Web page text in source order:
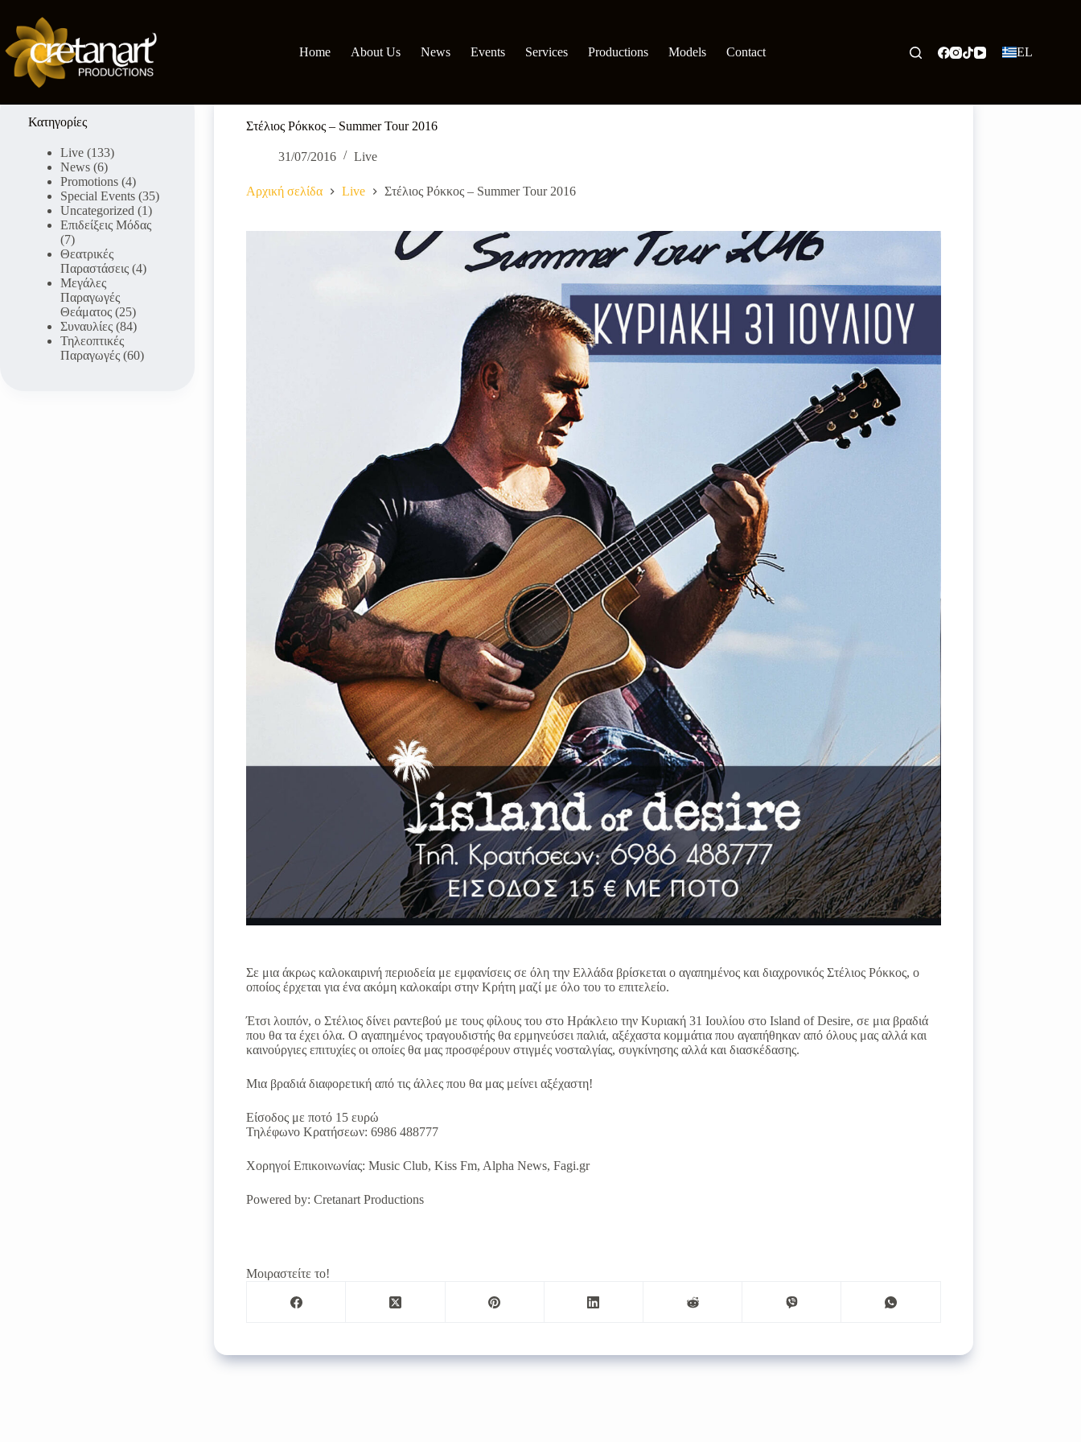
περιεχόμενο
Home
About Us News Events Services Productions Models Contact EL
Στέλιος Ρόκκος – Summer Tour 2016
31/07/2016 Live
Αρχική σελίδα Live Στέλιος Ρόκκος – Summer Tour 2016
Σε μια άκρως καλοκαιρινή περιοδεία με εμφανίσεις σε όλη την Ελλάδα βρίσκεται ο αγαπημένος και διαχρονικός Στέλιος Ρόκκος, ο
οποίος έρχεται για ένα ακόμη καλοκαίρι στην Κρήτη μαζί με όλο του το επιτελείο.
Έτσι λοιπόν, ο Στέλιος δίνει ραντεβού με τους φίλους του στο Ηράκλειο την Κυριακή 31 Ιουλίου στο Island of Desire, σε μια βραδιά
που θα τα έχει όλα. Ο αγαπημένος τραγουδιστής θα ερμηνεύσει παλιά, αξέχαστα κομμάτια που αγαπήθηκαν από όλους μας αλλά και
καινούργιες επιτυχίες οι οποίες θα μας προσφέρουν στιγμές νοσταλγίας, συγκίνησης αλλά και διασκέδασης.
Μια βραδιά διαφορετική από τις άλλες που θα μας μείνει αξέχαστη!
Είσοδος με ποτό 15 ευρώ
Τηλέφωνο Κρατήσεων: 6986 488777
Χορηγοί Επικοινωνίας: Music Club, Kiss Fm, Alpha News, Fagi.gr
Powered by: Cretanart Productions
Μοιραστείτε το!
Κατηγορίες
Live (133)
News (6)
Promotions (4)
Special Events (35)
Uncategorized (1)
Επιδείξεις Μόδας
(7)
Θεατρικές
Παραστάσεις (4)
Μεγάλες
Παραγωγές
Θεάματος (25)
Συναυλίες (84)
Τηλεοπτικές
Παραγωγές (60)